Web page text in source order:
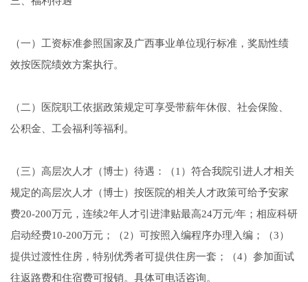
（一）工资标准参照国家及广西事业单位现行标准，奖励性绩
效按医院绩效方案执行。
（二）医院职工依据政策规定可享受带薪年休假、社会保险、
公积金、工会福利等福利。
（三）高层次人才（博士）待遇：（1）符合我院引进人才相关
规定的高层次人才（博士）按医院的相关人才政策可给予安家
费20-200万元，连续2年人才引进津贴最高24万元/年；相应科研
启动经费10-200万元；（2）可按照入编程序办理入编；（3）
提供过渡性住房，特别优秀者可提供住房一套；（4）参加面试
往返路费和住宿费可报销。具体可电话咨询。